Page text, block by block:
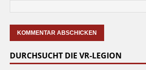
DURCHSUCHT DIE VR-LEGION